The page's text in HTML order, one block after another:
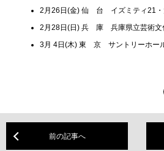
2月26日(金) 仙 台 イズミティ21・
2月28日(日) 兵 庫 兵庫県立芸術文
3月 4日(木) 東 京 サントリーホール
前の記事へ